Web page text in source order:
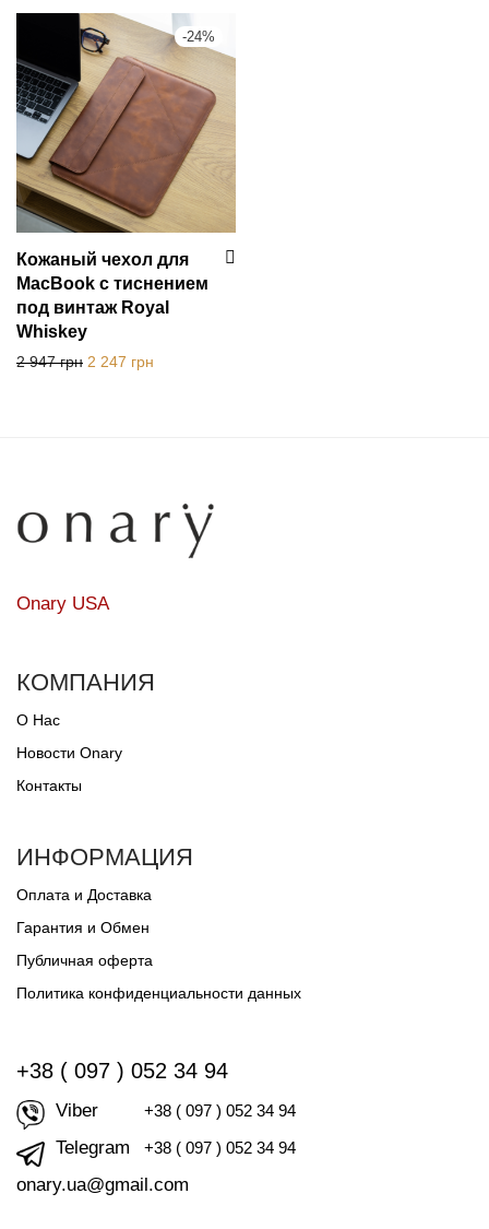
-24%
Кожаный чехол для
MacBook с тиснением
под винтаж Royal
Whiskey
2 947грн Первоначальная цена составляла 2 947 грн.
2 247 грн
Onary USA
КОМПАНИЯ
О Нас
Новости Onary
Контакты
ИНФОРМАЦИЯ
Оплата и Доставка
Гарантия и Обмен
Публичная оферта
Политика конфиденциальности данных
+38 ( 097 ) 052 34 94
Viber +38 ( 097 ) 052 34 94
Telegram +38 ( 097 ) 052 34 94
onary.ua@gmail.com